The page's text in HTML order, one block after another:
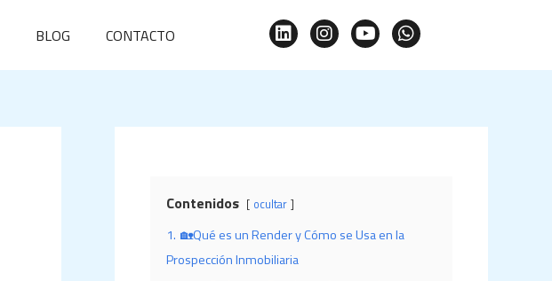
BLOG CONTACTO L
i
i
I
n
r
Y
o
e
W
h
p
Contenidos ocultar
1. 🏡Qué es un Render y Cómo se Usa en la
Prospección Inmobiliaria